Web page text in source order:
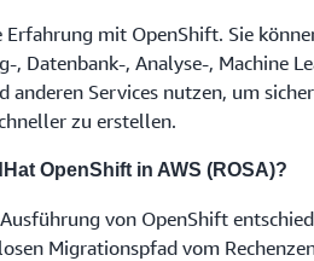
mit OpenShift. Sie
, Datenbank-, Analyse-, Machine
anderen Services nutzen, um
zu erstellen.
OpenShift in AWS (ROSA)?
von OpenShift
Migrationspfad vom